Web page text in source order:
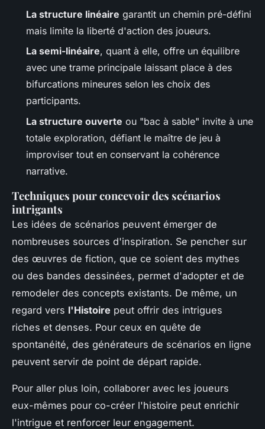
La structure linéaire garantit un chemin pré-défini
mais limite la liberté d'action des joueurs.
La semi-linéaire, quant à elle, offre un équilibre
avec une trame principale laissant place à des
bifurcations mineures selon les choix des
participants.
La structure ouverte ou "bac à sable" invite à une
totale exploration, défiant le maître de jeu à
improviser tout en conservant la cohérence
narrative.
Techniques pour concevoir des scénarios
intrigants
Les idées de scénarios peuvent émerger de
nombreuses sources d'inspiration. Se pencher sur
des œuvres de fiction, que ce soient des mythes
ou des bandes dessinées, permet d'adopter et de
remodeler des concepts existants. De même, un
regard vers l'Histoire peut offrir des intrigues
riches et denses. Pour ceux en quête de
spontanéité, des générateurs de scénarios en ligne
peuvent servir de point de départ rapide.
Pour aller plus loin, collaborer avec les joueurs
eux-mêmes pour co-créer l'histoire peut enrichir
l'intrigue et renforcer leur engagement.